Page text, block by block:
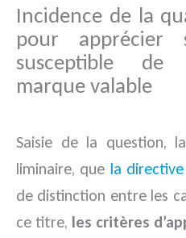
Incidence de la
pour
susceptible
marque valable
Saisie de la question,
liminaire, que la
de distinction entre les
ce titre, les critères